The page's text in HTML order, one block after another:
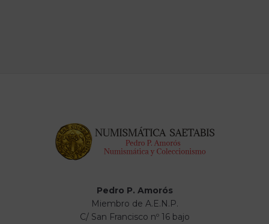
Pedro P. Amorós
Miembro de A.E.N.P.
C/ San Francisco nº 16 bajo